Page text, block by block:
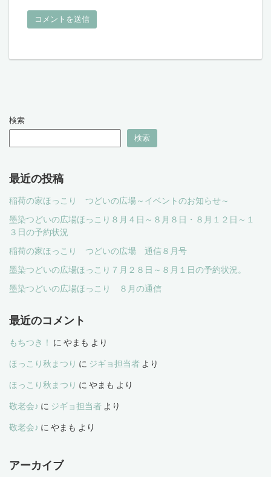
検索
検索
最近の投稿
稲荷の家ほっこり つどいの広場～イベントのお知らせ～
墨染つどいの広場ほっこり８月４日～８月８日・８月１２日～１
３日の予約状況
稲荷の家ほっこり つどいの広場 通信８月号
墨染つどいの広場ほっこり７月２８日～８月１日の予約状況。
墨染つどいの広場ほっこり ８月の通信
最近のコメント
もちつき！ に やまも より
ほっこり秋まつり に ジギョ担当者 より
ほっこり秋まつり に やまも より
敬老会♪ に ジギョ担当者 より
敬老会♪ に やまも より
アーカイブ